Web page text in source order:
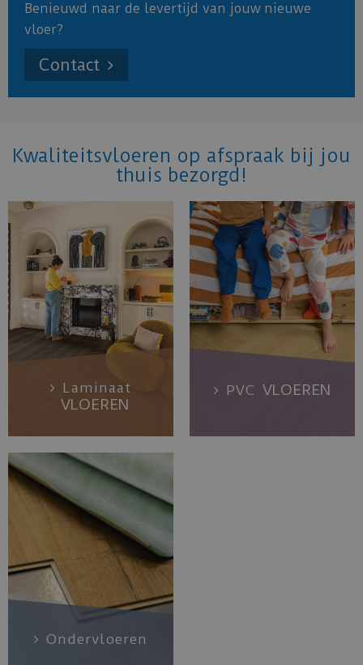
Benieuwd naar de levertijd van jouw nieuwe
vloer?
Contact
Kwaliteitsvloeren op afspraak bij jou
thuis bezorgd!
Laminaat
VLOEREN
PVC VLOEREN
Ondervloeren